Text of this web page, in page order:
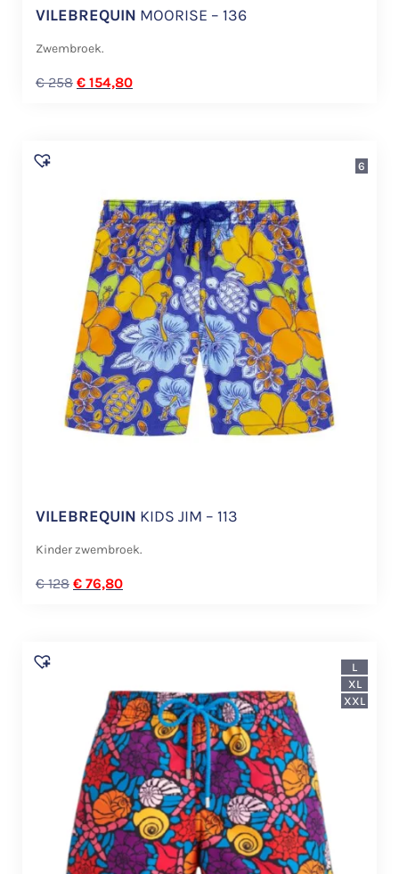
VILEBREQUIN MOORISE – 136
Zwembroek.
€258 € 154,80
VILEBREQUIN KIDS JIM – 113
Kinder zwembroek.
€128 € 76,80
6
L
XL
XXL